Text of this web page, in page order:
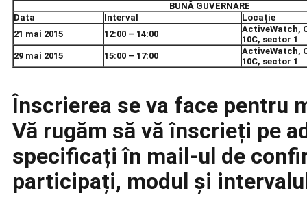
BUNĂ GUVERNARE
Data
Interval
Locație
21 mai 2015
12:00 – 14:00
ActiveWatch,
10C, sector 1
29 mai 2015
15:00 – 17:00
ActiveWatch,
10C, sector 1
Înscrierea se va face pentru
Vă rugăm să vă înscrieți pe
specificați în mail-ul de
participați, modul și